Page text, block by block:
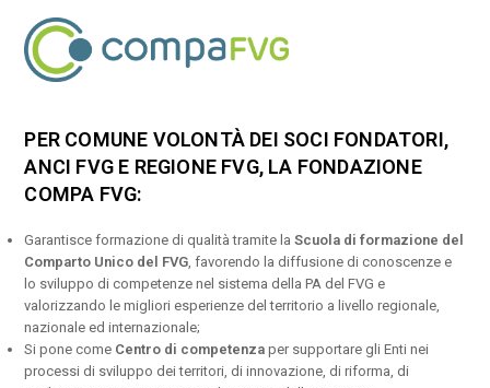
PER COMUNE VOLONTÀ DEI SOCI FONDATORI,
ANCI FVG E REGIONE FVG, LA FONDAZIONE
COMPA FVG:
Garantisce formazione di qualità tramite laScuola di formazione del
Comparto Unico del FVG , favorendo la diffusione di conoscenze e
lo sviluppo di competenze nel sistema della PA del FVG e
valorizzando le migliori esperienze del territorio a livello regionale,
nazionale ed internazionale;
Si pone come Centro di competenza per supportare gli Enti nei
processi di sviluppo dei territori, di innovazione, di riforma, di